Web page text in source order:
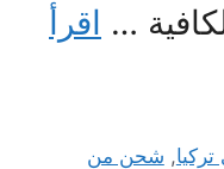
… اقرأ
, شحن من